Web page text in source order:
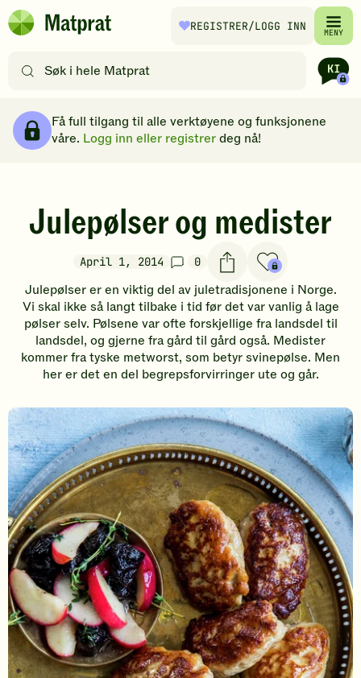
Hopp til hovedinnhold
Matprat
REGISTRER/LOGG INN MENY
etter
filtre
Få full tilgang til alle verktøyene og funksjonene
våre. Logg inn eller registrerdeg nå!
Julepølser og medister
April 1, 2014 0
Julepølser er en viktig del av juletradisjonene i Norge.
Vi skal ikke så langt tilbake i tid før det var vanlig å lage
pølser selv. Pølsene var ofte forskjellige fra landsdel til
landsdel, og gjerne fra gård til gård også. Medister
kommer fra tyske metworst, som betyr svinepølse. Men
her er det en del begrepsforvirringer ute og går.